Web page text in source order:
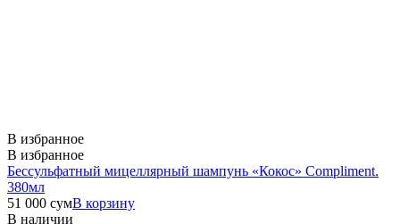
В избранное
В избранное
Бессульфатный мицеллярный шампунь «Кокос» Compliment.
380мл
51 000 сумВ корзину
В наличии